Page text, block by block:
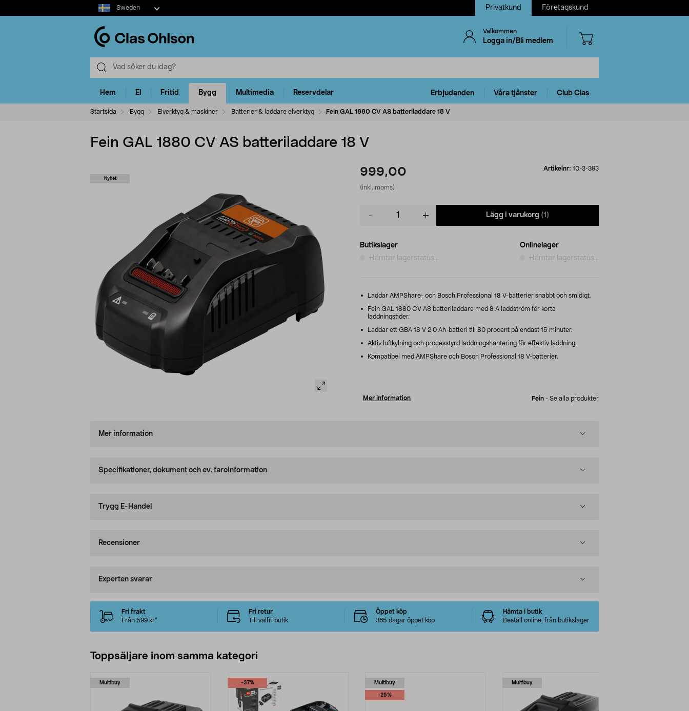
Select
market
Sweden Privatkund Företagskund
Välkommen
Logga in/Bli medlem
Hem El Fritid Bygg Multimedia Reservdelar Erbjudanden Våra tjänster Club Clas
Startsida Bygg Elverktyg & maskiner Batterier & laddare elverktyg Fein GAL 1880 CV AS batteriladdare 18 V
Fein GAL 1880 CV AS batteriladdare 18 V
Nyhet
999,00
(inkl. moms)
Artikelnr: 10-3-393
Lägg i varukorg (1)
Butikslager
Hämtar lagerstatus...
Onlinelager
Hämtar lagerstatus...
Laddar AMPShare- och Bosch Professional 18 V-batterier snabbt och smidigt.
Fein GAL 1880 CV AS batteriladdare med 8 A laddström för korta
laddningstider.
Laddar ett GBA 18 V 2,0 Ah-batteri till 80 procent på endast 15 minuter.
Aktiv luftkylning och processtyrd laddningshantering för effektiv laddning.
Kompatibel med AMPShare och Bosch Professional 18 V-batterier.
Mer information Fein - Se alla produkter
Mer information
Specifikationer, dokument och ev. faroinformation
Trygg E-Handel
Recensioner
Experten svarar
Fri frakt
Från 599 kr*
Fri retur
Till valfri butik
Öppet köp
365 dagar öppet köp
Hämta i butik
Beställ online, från butikslager
Toppsäljare inom samma kategori
Multibuy -37% Multibuy
-25%
Multibuy